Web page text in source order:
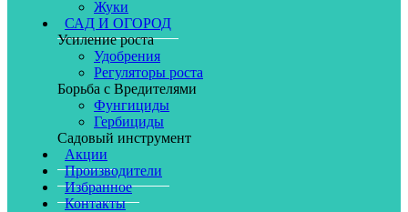
Жуки
САД И ОГОРОД
Усиление роста
Удобрения
Регуляторы роста
Борьба с Вредителями
Фунгициды
Гербициды
Садовый инструмент
Акции
Производители
Избранное
Контакты